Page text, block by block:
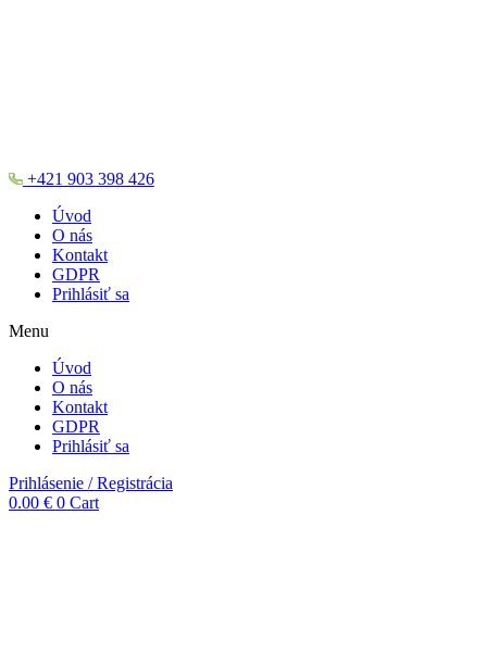
+421 903 398 426
Úvod
O nás
Kontakt
GDPR
Prihlásiť sa
Menu
Úvod
O nás
Kontakt
GDPR
Prihlásiť sa
Prihlásenie / Registrácia
0.00 € 0 Cart